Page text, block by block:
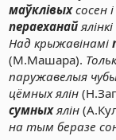
маўклівыхсосен і
пераеханай
Над крыжавінамі
(М.Машара).
паружавелыя
цёмных ялін
сумныхялін
на тым беразе